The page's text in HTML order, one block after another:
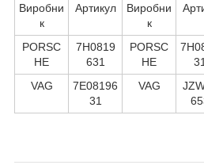
Виробни
к
Артикул
Виробни
к
PORSC
HE
7H0819
631
PORSC
HE
VAG
7E08196
31
VAG